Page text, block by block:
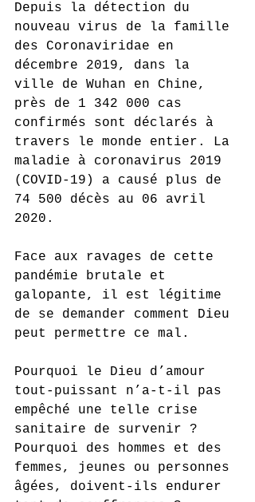
Depuis la détection du
nouveau virus de la famille
des Coronaviridae en
décembre 2019, dans la
ville de Wuhan en Chine,
près de 1 342 000 cas
confirmés sont déclarés à
travers le monde entier. La
maladie à coronavirus 2019
(COVID-19) a causé plus de
74 500 décès au 06 avril
2020.
Face aux ravages de cette
pandémie brutale et
galopante, il est légitime
de se demander comment Dieu
peut permettre ce mal.
Pourquoi le Dieu d’amour
tout-puissant n’a-t-il pas
empêché une telle crise
sanitaire de survenir ?
Pourquoi des hommes et des
femmes, jeunes ou personnes
âgées, doivent-ils endurer